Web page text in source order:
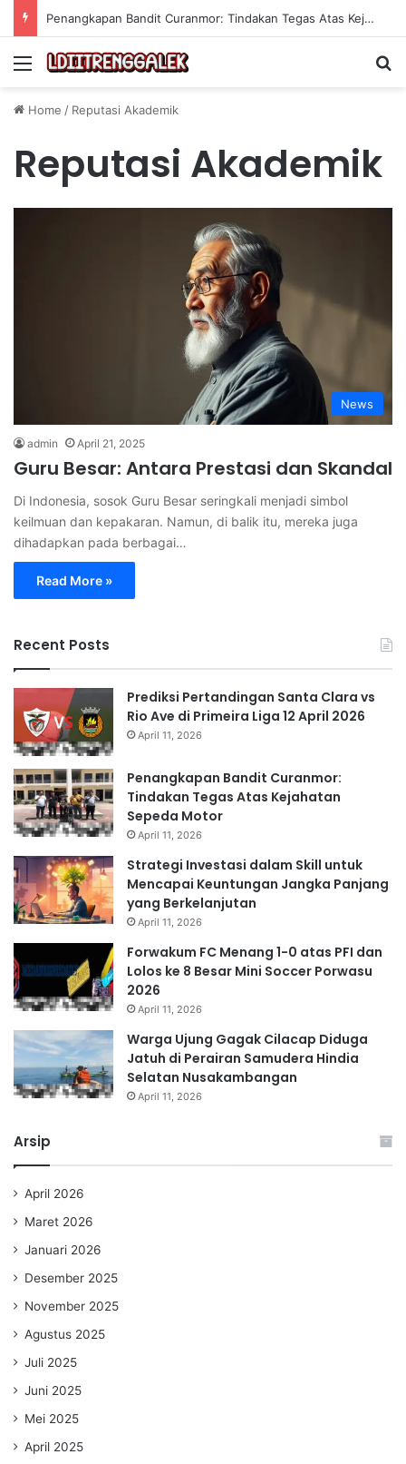
Penangkapan Bandit Curanmor: Tindakan Tegas Atas Kejahatan Sepeda Motor
Menu
Home / Reputasi Akademik
Reputasi Akademik
News
admin April 21, 2025
Guru Besar: Antara Prestasi dan Skandal
Di Indonesia, sosok Guru Besar seringkali menjadi simbol
keilmuan dan kepakaran. Namun, di balik itu, mereka juga
dihadapkan pada berbagai…
Read More »
Recent Posts
Prediksi Pertandingan Santa Clara vs
Rio Ave di Primeira Liga 12 April 2026
April 11, 2026
Penangkapan Bandit Curanmor:
Tindakan Tegas Atas Kejahatan
Sepeda Motor
April 11, 2026
Strategi Investasi dalam Skill untuk
Mencapai Keuntungan Jangka Panjang
yang Berkelanjutan
April 11, 2026
Forwakum FC Menang 1-0 atas PFI dan
Lolos ke 8 Besar Mini Soccer Porwasu
2026
April 11, 2026
Warga Ujung Gagak Cilacap Diduga
Jatuh di Perairan Samudera Hindia
Selatan Nusakambangan
April 11, 2026
Arsip
April 2026
Maret 2026
Januari 2026
Desember 2025
November 2025
Agustus 2025
Juli 2025
Juni 2025
Mei 2025
April 2025